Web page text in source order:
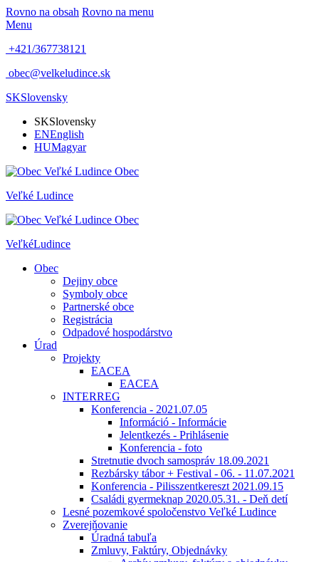
Rovno na obsah Rovno na menu
Menu
+421/367738121
obec@velkeludince.sk
SKSlovensky
SKSlovensky
ENEnglish
HUMagyar
Obec
Veľké Ludince
Obec
VeľkéLudince
Obec
Dejiny obce
Symboly obce
Partnerské obce
Registrácia
Odpadové hospodárstvo
Úrad
Projekty
EACEA
EACEA
INTERREG
Konferencia - 2021.07.05
Információ - Informácie
Jelentkezés - Prihlásenie
Konferencia - foto
Stretnutie dvoch samospráv 18.09.2021
Rezbársky tábor + Festival - 06. - 11.07.2021
Konferencia - Pilisszentkereszt 2021.09.15
Családi gyermeknap 2020.05.31. - Deň detí
Lesné pozemkové spoločenstvo Veľké Ludince
Zverejňovanie
Úradná tabuľa
Zmluvy, Faktúry, Objednávky